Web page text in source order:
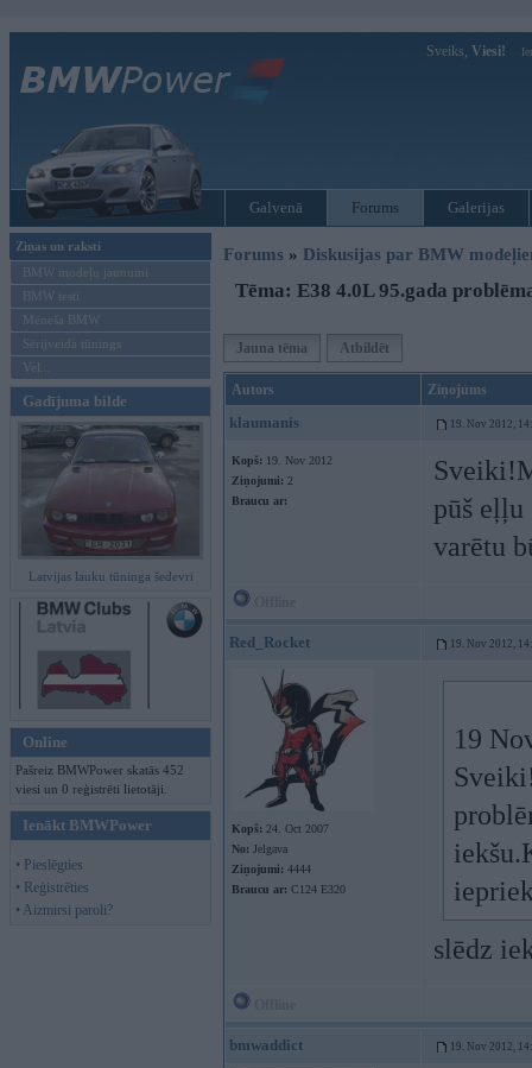
Sveiks, Viesi!
Galvenā Forums Galerijas
Ziņas un raksti
BMW modeļu jaunumi
BMW testi
Mēneša BMW
Sērijveida tūnings
Vel...
Gadījuma bilde
Latvijas lauku tūninga šedevri
Online
Pašreiz BMWPower skatās 452
viesi un 0 reģistrēti lietotāji.
Ienākt BMWPower
• Pieslēgties
• Reģistrēties
• Aizmirsi paroli?
Forums » Diskusijas par BMW
Tēma: E38 4.0L 95.gada
Jauna tēma Atbildēt
Autors Ziņojums
klaumanis 19. Nov 2012,
Kopš: 19. Nov 2012
Ziņojumi: 2
Braucu ar:
pūš eļļu
varētu
Red_Rocket 19. Nov 2012,
Kopš: 24. Oct 2007
No: Jelgava
Ziņojumi: 4444
Braucu ar: C124 E320
19
slēdz
bmwaddict 19. Nov 2012,